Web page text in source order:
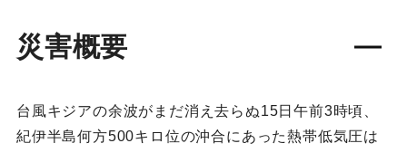
災害概要
台風キジアの余波がまだ消え去らぬ15日午前3時頃、
紀伊半島何方500キロ位の沖合にあった熱帯低気圧は